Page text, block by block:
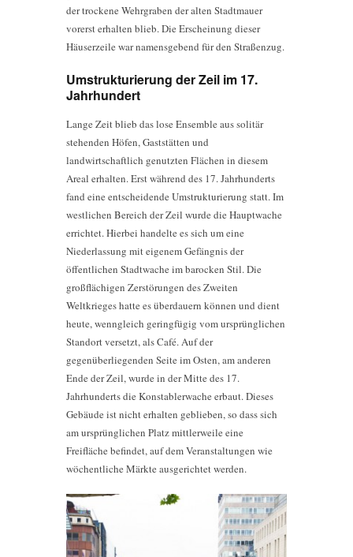
der trockene Wehrgraben der alten Stadtmauer
vorerst erhalten blieb. Die Erscheinung dieser
Häuserzeile war namensgebend für den Straßenzug.
Umstrukturierung der Zeil im 17.
Jahrhundert
Lange Zeit blieb das lose Ensemble aus solitär
stehenden Höfen, Gaststätten und
landwirtschaftlich genutzten Flächen in diesem
Areal erhalten. Erst während des 17. Jahrhunderts
fand eine entscheidende Umstrukturierung statt. Im
westlichen Bereich der Zeil wurde die Hauptwache
errichtet. Hierbei handelte es sich um eine
Niederlassung mit eigenem Gefängnis der
öffentlichen Stadtwache im barocken Stil. Die
großflächigen Zerstörungen des Zweiten
Weltkrieges hatte es überdauern können und dient
heute, wenngleich geringfügig vom ursprünglichen
Standort versetzt, als Café. Auf der
gegenüberliegenden Seite im Osten, am anderen
Ende der Zeil, wurde in der Mitte des 17.
Jahrhunderts die Konstablerwache erbaut. Dieses
Gebäude ist nicht erhalten geblieben, so dass sich
am ursprünglichen Platz mittlerweile eine
Freifläche befindet, auf dem Veranstaltungen wie
wöchentliche Märkte ausgerichtet werden.